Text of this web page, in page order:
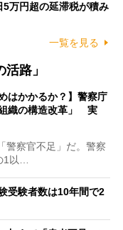
万円超の延滞税が積み
一覧を見る
路」
はかかるか？】警察庁
織の構造改革」 実
警察官不足」だ。警察
1以…
受験者数は10年間で2